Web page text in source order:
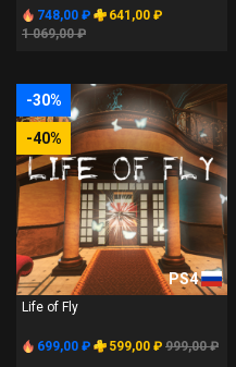
748,00 ₽
641,00 ₽
1 069,00 ₽
-30%
-40%
PS4
Life of Fly
699,00 ₽ 599,00 ₽ 999,00 ₽